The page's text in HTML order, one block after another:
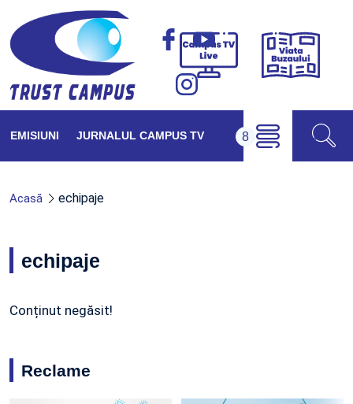
Campus
Viața
EMISIUNI JURNALUL CAMPUS TV
Acasă echipaje
echipaje
Conținut negăsit!
Reclame